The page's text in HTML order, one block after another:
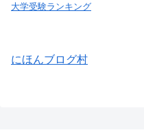
大学受験ランキング
にほんブログ村